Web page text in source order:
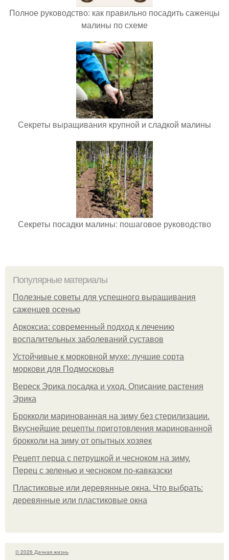
Полное руководство: как правильно посадить саженцы
малины по схеме
Секреты выращивания крупной и сладкой малины
Секреты посадки малины: пошаговое руководство
Популярные материалы
Полезные советы для успешного выращивания
саженцев осенью
Аркоксиа: современный подход к лечению
воспалительных заболеваний суставов
Устойчивые к морковной мухе: лучшие сорта
моркови для Подмосковья
Вереск Эрика посадка и уход. Описание растения
Эрика
Брокколи маринованная на зиму без стерилизации.
Вкуснейшие рецепты приготовления маринованной
брокколи на зиму от опытных хозяек
Рецепт перца с петрушкой и чесноком на зиму.
Перец с зеленью и чесноком по-кавказски
Пластиковые или деревянные окна. Что выбрать:
деревянные или пластиковые окна
© 2026 Дачная жизнь